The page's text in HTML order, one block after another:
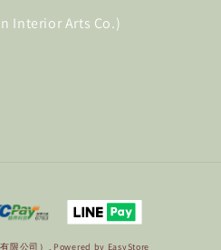
Interior Arts Co.)
限公司）. Powered by EasyStore